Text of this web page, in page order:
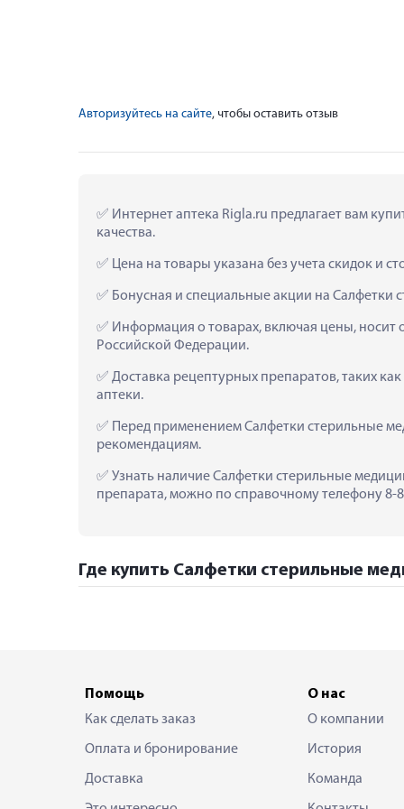
Авторизуйтесь на сайте, чтобы оставить отзыв
Интернет аптека Rigla.ru предлагает вам
качества.
Цена на товары указана без учета скидок и
Бонусная и специальные акции на Салфетки
Информация о товарах, включая цены, носит
Российской Федерации.
Доставка рецептурных препаратов, таких
аптеки.
Перед применением Салфетки стерильные
рекомендациям.
Узнать наличие Салфетки стерильные
препарата, можно по справочному телефону 8-
Где купить Салфетки стерильные
Помощь
Как сделать заказ
Оплата и бронирование
Доставка
О нас
О компании
История
Команда